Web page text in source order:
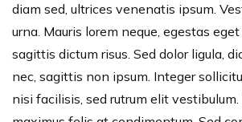
diam sed, ultrices venenatis ipsum.
urna. Mauris lorem neque, egestas
sagittis dictum risus. Sed dolor ligula,
nec, sagittis non ipsum. Integer
nisi facilisis, sed rutrum elit